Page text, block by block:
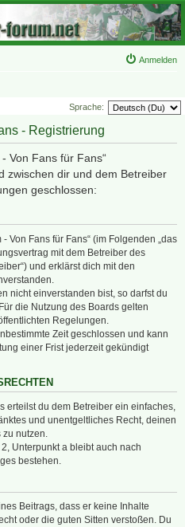
Anmelden
Sprache:
- Registrierung
Von Fans für Fans“
zwischen dir und dem Betreiber
geschlossen:
Von Fans für Fans“ (im Folgenden „das
mit dem Betreiber des
und erklärst dich mit den
nicht einverstanden bist, so darfst du
die Nutzung des Boards gelten
Regelungen.
Zeit geschlossen und kann
einer Frist jederzeit gekündigt
erteilst du dem Betreiber ein einfaches,
und unentgeltliches Recht, deinen
zu nutzen.
Unterpunkt a bleibt auch nach
bestehen.
Beitrags, dass er keine Inhalte
oder die guten Sitten verstoßen. Du